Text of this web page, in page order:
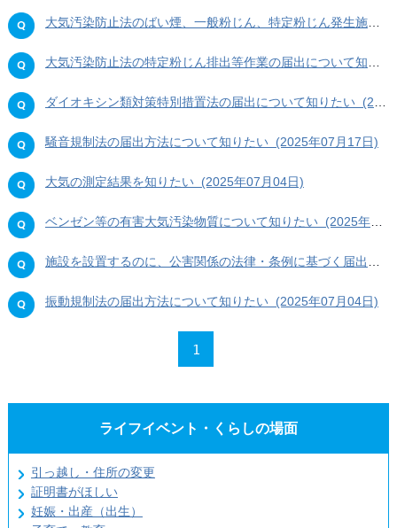
大気汚染防止法のばい煙、一般粉じん、特定粉じん発生施設の届出について知りたい (2025年09月18日)
大気汚染防止法の特定粉じん排出等作業の届出について知りたい (2025年09月18日)
ダイオキシン類対策特別措置法の届出について知りたい (2025年09月18日)
騒音規制法の届出方法について知りたい (2025年07月17日)
大気の測定結果を知りたい (2025年07月04日)
ベンゼン等の有害大気汚染物質について知りたい (2025年07月04日)
施設を設置するのに、公害関係の法律・条例に基づく届出が必要か知りたい (2025年07月04日)
振動規制法の届出方法について知りたい (2025年07月04日)
1
ライフイベント・くらしの場面
引っ越し・住所の変更
証明書がほしい
妊娠・出産（出生）